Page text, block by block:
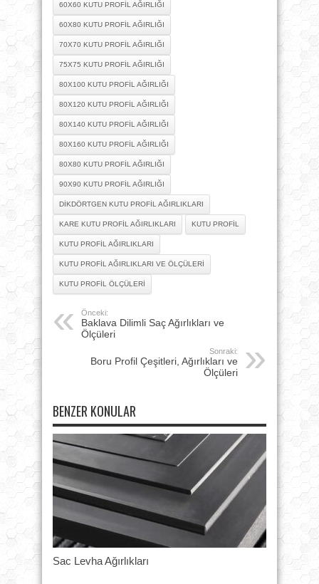
60X60 KUTU PROFIL AĞIRLIĞI
60X80 KUTU PROFIL AĞIRLIĞI
70X70 KUTU PROFIL AĞIRLIĞI
75X75 KUTU PROFIL AĞIRLIĞI
80X100 KUTU PROFIL AĞIRLIĞI
80X120 KUTU PROFIL AĞIRLIĞI
80X140 KUTU PROFIL AĞIRLIĞI
80X160 KUTU PROFIL AĞIRLIĞI
80X80 KUTU PROFIL AĞIRLIĞI
90X90 KUTU PROFIL AĞIRLIĞI
DIKDÖRTGEN KUTU PROFIL AĞIRLIKLARI
KARE KUTU PROFIL AĞIRLIKLARI KUTU PROFIL
KUTU PROFIL AĞIRLIKLARI
KUTU PROFIL AĞIRLIKLARI VE ÖLÇÜLERI
KUTU PROFIL ÖLÇÜLERI
Önceki:
Baklava Dilimli Saç Ağırlıkları ve
Ölçüleri
Sonraki:
Boru Profil Çeşitleri, Ağırlıkları ve
Ölçüleri
BENZER KONULAR
Sac Levha Ağırlıkları